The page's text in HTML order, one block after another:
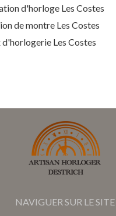
d'horloge Les Costes
de montre Les Costes
d'horlogerie Les Costes
NAVIGUER SUR LE SITE